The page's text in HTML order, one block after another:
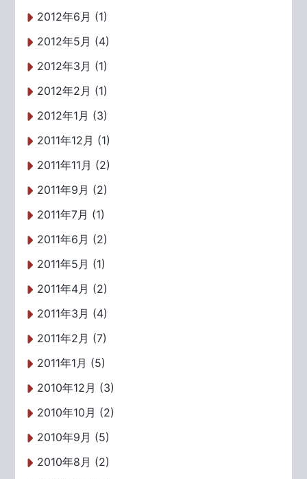
2012年6月 (1)
2012年5月 (4)
2012年3月 (1)
2012年2月 (1)
2012年1月 (3)
2011年12月 (1)
2011年11月 (2)
2011年9月 (2)
2011年7月 (1)
2011年6月 (2)
2011年5月 (1)
2011年4月 (2)
2011年3月 (4)
2011年2月 (7)
2011年1月 (5)
2010年12月 (3)
2010年10月 (2)
2010年9月 (5)
2010年8月 (2)